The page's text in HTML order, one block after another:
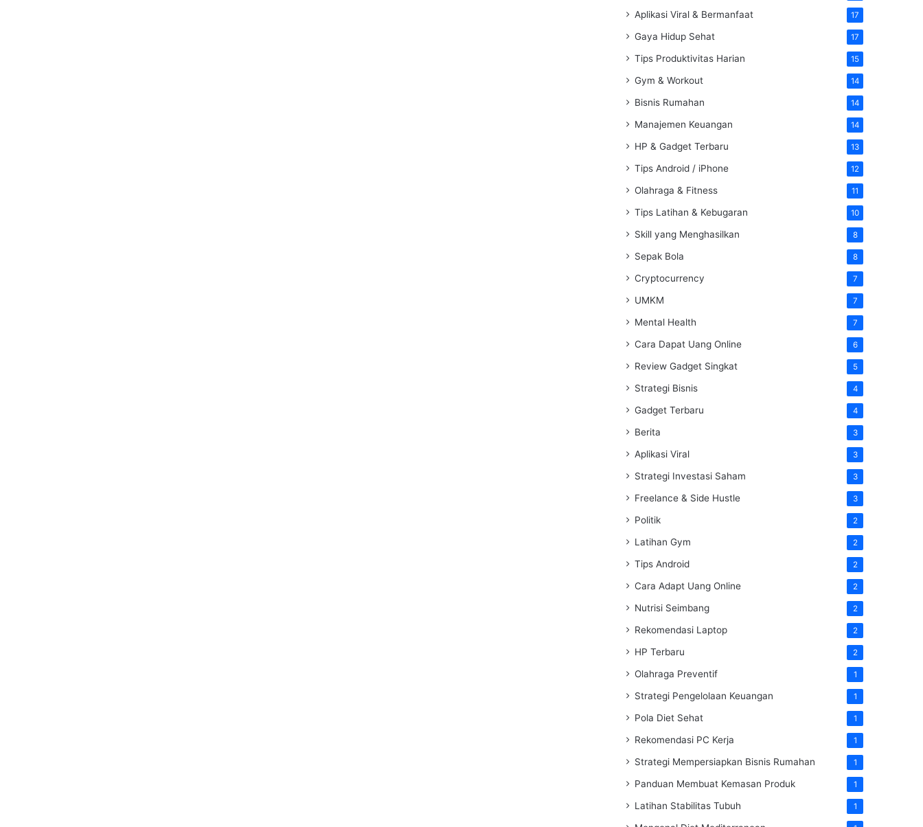
Aplikasi Viral & Bermanfaat 17
Gaya Hidup Sehat 17
Tips Produktivitas Harian 15
Gym & Workout 14
Bisnis Rumahan 14
Manajemen Keuangan 14
HP & Gadget Terbaru 13
Tips Android / iPhone 12
Olahraga & Fitness 11
Tips Latihan & Kebugaran 10
Skill yang Menghasilkan 8
Sepak Bola 8
Cryptocurrency 7
UMKM 7
Mental Health 7
Cara Dapat Uang Online 6
Review Gadget Singkat 5
Strategi Bisnis 4
Gadget Terbaru 4
Berita 3
Aplikasi Viral 3
Strategi Investasi Saham 3
Freelance & Side Hustle 3
Politik 2
Latihan Gym 2
Tips Android 2
Cara Adapt Uang Online 2
Nutrisi Seimbang 2
Rekomendasi Laptop 2
HP Terbaru 2
Olahraga Preventif 1
Strategi Pengelolaan Keuangan 1
Pola Diet Sehat 1
Rekomendasi PC Kerja 1
Strategi Mempersiapkan Bisnis Rumahan 1
Panduan Membuat Kemasan Produk 1
Latihan Stabilitas Tubuh 1